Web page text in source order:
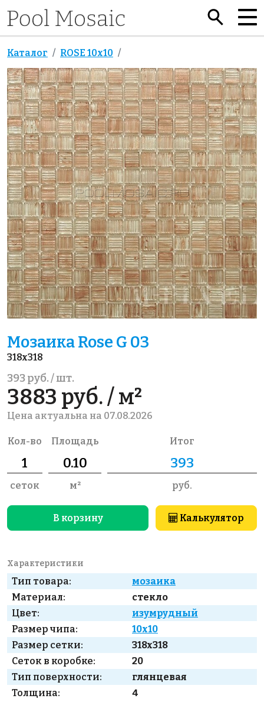
Каталог ROSE 10x10
Мозаика Rose G 03
318x318
393 руб. / шт.
3883 руб. / м²
Цена актуальна на 07.08.2026
Кол-во
сеток
Площадь
м²
Итог
руб.
В корзину Калькулятор
Характеристики
Тип товара:
мозаика
Материал:
стекло
Цвет:
изумрудный
Размер чипа:
10x10
Размер сетки:
318x318
Сеток в коробке:
20
Тип поверхности:
глянцевая
Толщина:
4